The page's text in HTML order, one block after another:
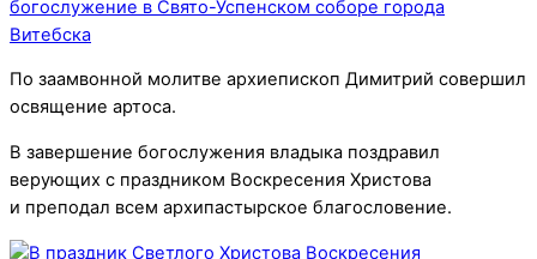
По заамвонной молитве архиепископ Димитрий совершил
освящение артоса.
В завершение богослужения владыка поздравил
верующих с праздником Воскресения Христова
и преподал всем архипастырское благословение.